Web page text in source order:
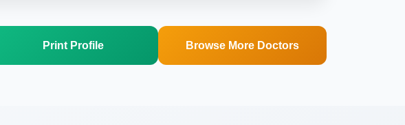
Print Profile Browse More Doctors